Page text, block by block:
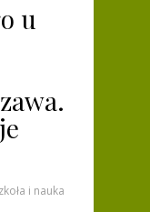
u
i nauka